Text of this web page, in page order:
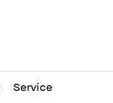
Service